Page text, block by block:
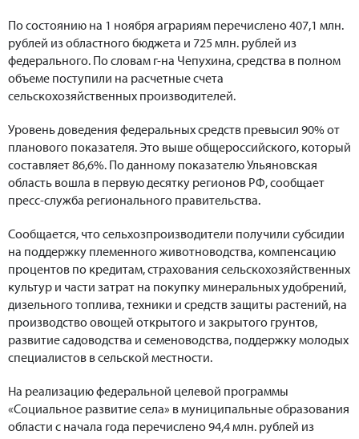
По состоянию на 1 ноября аграриям перечислено 407,1 млн.
рублей из областного бюджета и 725 млн. рублей из
федерального. По словам г-на Чепухина, средства в полном
объеме поступили на расчетные счета
сельскохозяйственных производителей.
Уровень доведения федеральных средств превысил 90% от
планового показателя. Это выше общероссийского, который
составляет 86,6%. По данному показателю Ульяновская
область вошла в первую десятку регионов РФ, сообщает
пресс-служба регионального правительства.
Сообщается, что сельхозпроизводители получили субсидии
на поддержку племенного животноводства, компенсацию
процентов по кредитам, страхования сельскохозяйственных
культур и части затрат на покупку минеральных удобрений,
дизельного топлива, техники и средств защиты растений, на
производство овощей открытого и закрытого грунтов,
развитие садоводства и семеноводства, поддержку молодых
специалистов в сельской местности.
На реализацию федеральной целевой программы
«Социальное развитие села» в муниципальные образования
области с начала года перечислено 94,4 млн. рублей из